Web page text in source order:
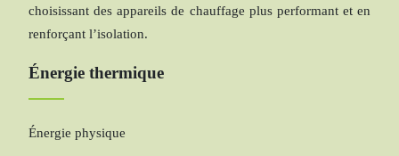
choisissant des appareils de chauffage plus performant et en
renforçant l’isolation.
Énergie thermique
Énergie physique